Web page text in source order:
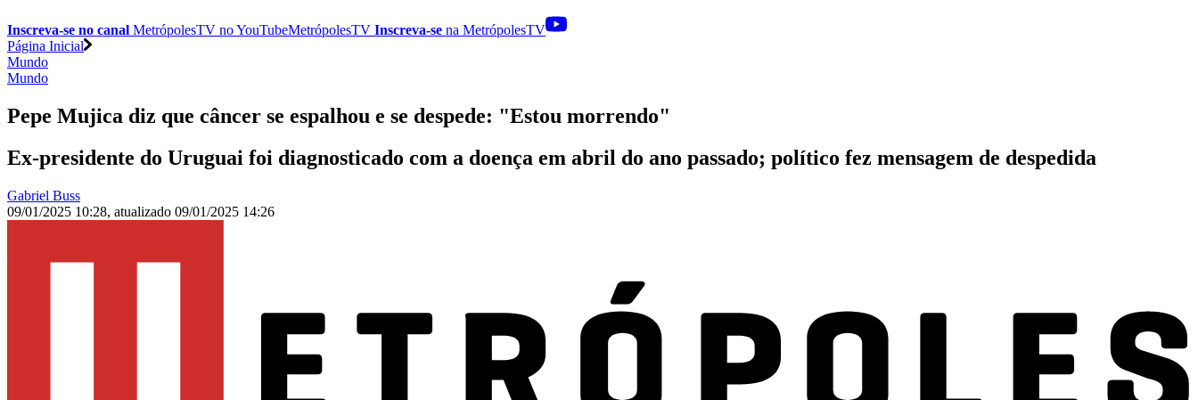
Inscreva-se no canal MetrópolesTV noYouTubeMetrópolesTV Inscreva-se na MetrópolesTV
Página Inicial
Mundo
Mundo
Pepe Mujica diz que câncer se espalhou e se despede: "Estou morrendo"
Ex-presidente do Uruguai foi diagnosticado com a doença em abril do ano passado; político fez mensagem de despedida
Gabriel Buss
09/01/2025 10:28, atualizado 09/01/2025 14:26